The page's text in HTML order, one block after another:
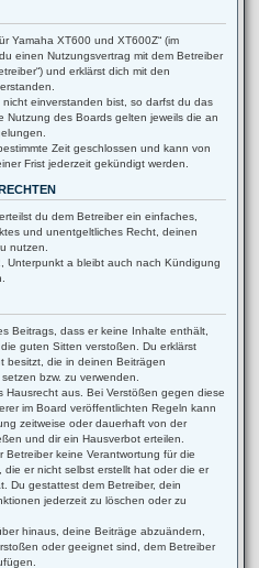
Yamaha XT600 und XT600Z“ (im
einen Nutzungsvertrag mit dem Betreiber
und erklärst dich mit den
einverstanden bist, so darfst du das
Nutzung des Boards gelten jeweils die an
Zeit geschlossen und kann von
Frist jederzeit gekündigt werden.
du dem Betreiber ein einfaches,
und unentgeltliches Recht, deinen
nutzen.
Unterpunkt a bleibt auch nach Kündigung
Beitrags, dass er keine Inhalte enthält,
guten Sitten verstoßen. Du erklärst
besitzt, die in deinen Beiträgen
bzw. zu verwenden.
Hausrecht aus. Bei Verstößen gegen diese
im Board veröffentlichten Regeln kann
zeitweise oder dauerhaft von der
und dir ein Hausverbot erteilen.
Betreiber keine Verantwortung für die
die er nicht selbst erstellt hat oder die er
Du gestattest dem Betreiber, dein
jederzeit zu löschen oder zu
hinaus, deine Beiträge abzuändern,
oder geeignet sind, dem Betreiber